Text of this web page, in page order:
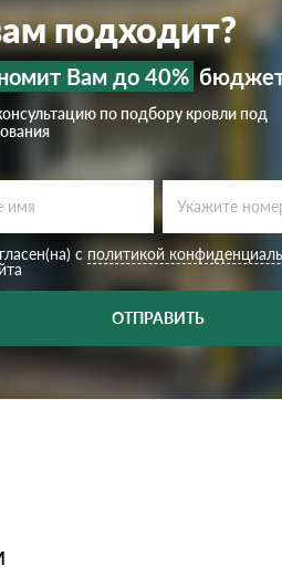
подходит?
Вам до 40%
по подбору кровли под
с политикой
ОТПРАВИТЬ